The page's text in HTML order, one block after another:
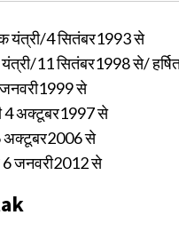
यंत्री/4 सितंबर1993 से
11 सितंबर1998 से/
से
4 अक्टूबर1997 से
अक्टूबर2006 से
6 जनवरी2012 से